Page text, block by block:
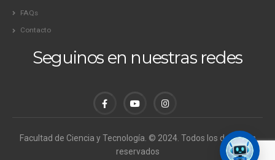
FAQs
Contacto
Seguinos en nuestras redes
Facultad de Ciencia y Tecnología. © 2024. Todos los derechos
reservados